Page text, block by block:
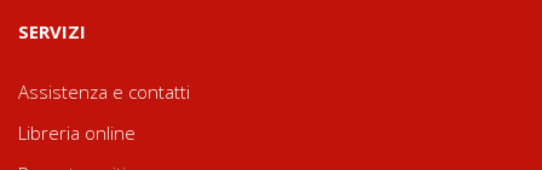
SERVIZI
Assistenza e contatti
Libreria online